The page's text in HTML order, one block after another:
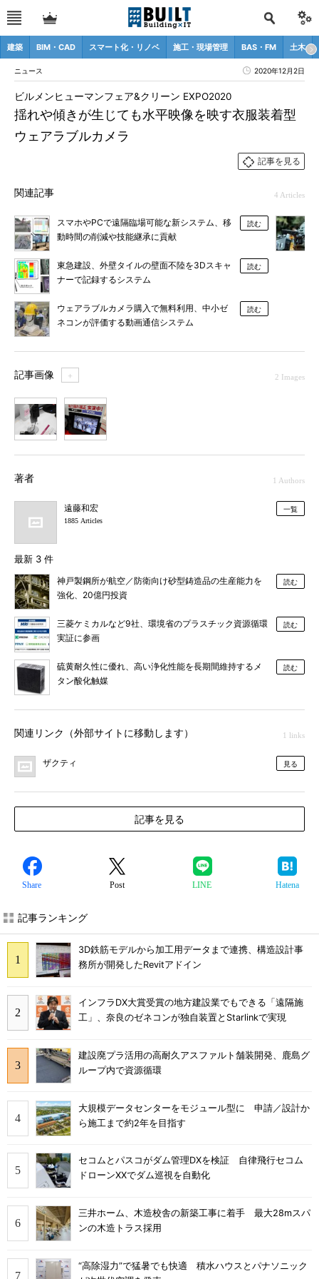
建築 BIM・CAD スマート化・リノベ 施工・現場管理 BAS・FM 土木
ニュース 2020年12月2日
揺れや傾きが生じても水平映像を映す衣服装着型
ウェアラブルカメラ
ビルメンヒューマンフェア&クリーン EXPO2020
記事を見る
関連記事 4 Articles
スマホやPCで遠隔臨場可能な新システム、移
動時間の削減や技能継承に貢献
読む
東急建設、外壁タイルの壁面不陸を3Dスキャ
ナーで記録するシステム
読む
ウェアラブルカメラ購入で無料利用、中小ゼ
ネコンが評価する動画通信システム
読む
記事画像 ＋ 2 Images
著者 1 Authors
遠藤和宏
1885 Articles
一覧
最新 3 件
神戸製鋼所が航空／防衛向け砂型鋳造品の生産能力を
強化、20億円投資
読む
三菱ケミカルなど9社、環境省のプラスチック資源循環
実証に参画
読む
硫黄耐久性に優れ、高い浄化性能を長期間維持するメ
タン酸化触媒
読む
関連リンク（外部サイトに移動します） 1 links
ザクティ 見る
記事を見る
Share Post LINE Hatena
記事ランキング
3D鉄筋モデルから加工用データまで連携、構造設計事
務所が開発したRevitアドイン
インフラDX大賞受賞の地方建設業でもできる「遠隔施
工」、奈良のゼネコンが独自装置とStarlinkで実現
建設廃プラ活用の高耐久アスファルト舗装開発、鹿島グ
ループ内で資源循環
大規模データセンターをモジュール型に 申請／設計か
ら施工まで約2年を目指す
セコムとパスコがダム管理DXを検証 自律飛行セコム
ドローンXXでダム巡視を自動化
三井ホーム、木造校舎の新築工事に着手 最大28mスパ
ンの木造トラス採用
“高除湿力”で猛暑でも快適 積水ハウスとパナソニック